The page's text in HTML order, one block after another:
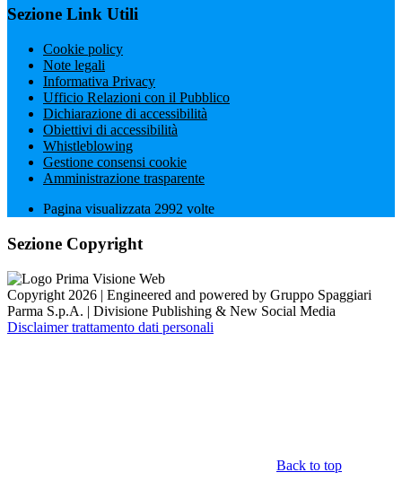
Sezione Link Utili
Cookie policy
Note legali
Informativa Privacy
Ufficio Relazioni con il Pubblico
Dichiarazione di accessibilità
Obiettivi di accessibilità
Whistleblowing
Gestione consensi cookie
Amministrazione trasparente
Pagina visualizzata 2992 volte
Sezione Copyright
Copyright 2026 | Engineered and powered by Gruppo Spaggiari
Parma S.p.A. | Divisione Publishing & New Social Media
Disclaimer trattamento dati personali
Back to top